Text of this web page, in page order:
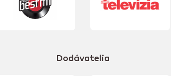
Dodávatelia